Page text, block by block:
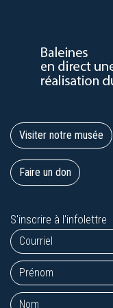
Visiter notre musée
Faire un don
S'inscrire à l'infolettre